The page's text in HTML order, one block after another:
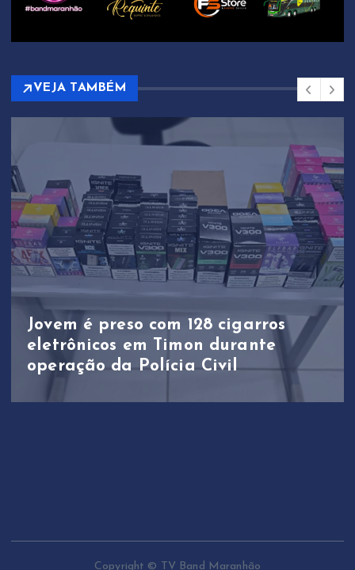
VEJA TAMBÉM
Jovem é preso com 128 cigarros
eletrônicos em Timon durante
operação da Polícia Civil
Copyright © TV Band Maranhão